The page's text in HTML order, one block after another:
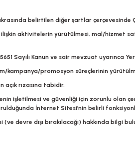
belirtilen diğer şartlar
aktivitelerin yürütülmesi, mal/hizmet
Sayılı Kanun ve sair mevzuat uyarınca
kampanya/promosyon süreçlerinin
rızasına tabidir.
işletilmesi ve güvenliği için zorunlu olan
İnternet Sitesi’nin belirli
devre dışı bırakılacağı) hakkında bilgi